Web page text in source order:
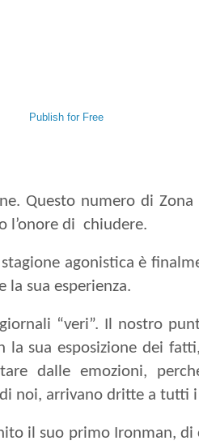
Publish for Free
Questo numero di
l’onore di chiudere.
agonistica è
la sua esperienza.
“veri”. Il nostro
la sua esposizione dei
dalle emozioni,
noi, arrivano dritte a tutti
il suo primo Ironman,